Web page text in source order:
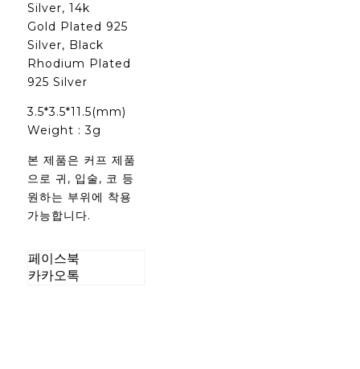
Silver, 14k
Gold Plated 925
Silver, Black
Rhodium Plated
925 Silver
3.5*3.5*11.5(mm)
Weight : 3g
본 제품은 커프 제품
으로 귀, 입술, 코 등
원하는 부위에 착용
가능합니다.
페이스북
카카오톡